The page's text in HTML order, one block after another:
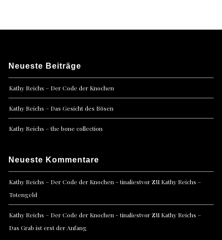
Neueste Beiträge
Kathy Reichs – Der Code der Knochen
Kathy Reichs – Das Gesicht des Bösen
Kathy Reichs – the bone collection
Neueste Kommentare
Kathy Reichs – Der Code der Knochen - tinaliestvorzu Kathy Reichs –
Totengeld
Kathy Reichs – Der Code der Knochen - tinaliestvorzu Kathy Reichs –
Das Grab ist erst der Anfang